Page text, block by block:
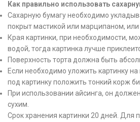
Как правильно использовать
Сахарную бумагу необходимо
покрыт мастикой или марципаном, или
Края картинки, при необходимости,
водой, тогда картинка лучше
Поверхность торта должна быть
Если необходимо уложить картинку
под картинку положить тонкий корж
При использовании айсинга, он
сухим.
Срок хранения картинки 20 дней. Для